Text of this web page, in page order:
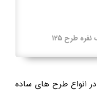
طرح ۱۲۵
انواع طرح های ساده